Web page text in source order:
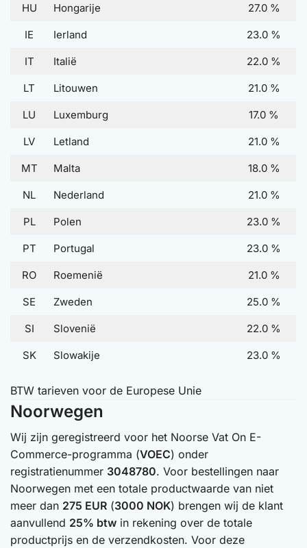
HU Hongarije 27.0 %
IE Ierland 23.0 %
IT Italië 22.0 %
LT Litouwen 21.0 %
LU Luxemburg 17.0 %
LV Letland 21.0 %
MT Malta 18.0 %
NL Nederland 21.0 %
PL Polen 23.0 %
PT Portugal 23.0 %
RO Roemenië 21.0 %
SE Zweden 25.0 %
SI Slovenië 22.0 %
SK Slowakije 23.0 %
BTW tarieven voor de Europese Unie
Noorwegen
Wij zijn geregistreerd voor het Noorse Vat On E-
Commerce-programma (VOEC) onder
registratienummer 3048780. Voor bestellingen naar
Noorwegen met een totale productwaarde van niet
meer dan 275 EUR (3000 NOK) brengen wij de klant
aanvullend 25% btw in rekening over de totale
productprijs en de verzendkosten. Voor deze